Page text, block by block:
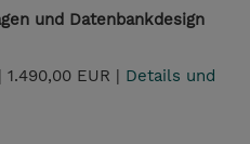
und Datenbankdesign
1.490,00 EUR | Details und